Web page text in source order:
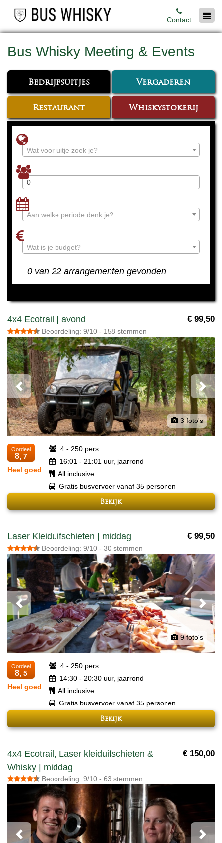
Contact
Bus Whisky Meeting & Events
Bedrijfsuitjes Vergaderen
Restaurant Whiskystokerij
Wat voor uitje zoek je?
Aan welke periode denk je?
Wat is je budget?
0 van 22 arrangementen gevonden
4x4 Ecotrail | avond € 99,50
Beoordeling: 9/10 - 158 stemmen
3 foto's
Previous Next
Oordeel
8, 7
Heel goed
4 - 250 pers
16:01 - 21:01 uur, jaarrond
All inclusive
Gratis busvervoer vanaf 35 personen
Bekijk
Laser Kleiduifschieten | middag € 99,50
Beoordeling: 9/10 - 30 stemmen
9 foto's
Previous Next
Oordeel
8, 5
Heel goed
4 - 250 pers
14:30 - 20:30 uur, jaarrond
All inclusive
Gratis busvervoer vanaf 35 personen
Bekijk
4x4 Ecotrail, Laser kleiduifschieten &
Whisky | middag
€ 150,00
Beoordeling: 9/10 - 63 stemmen
Previous Next